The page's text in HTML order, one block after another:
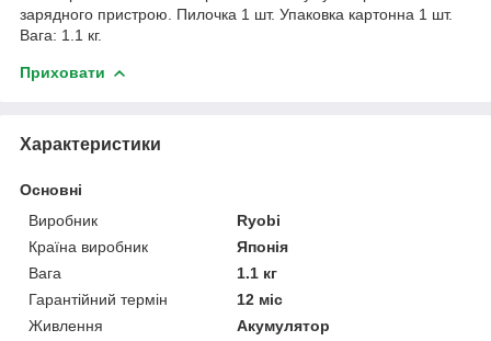
зарядного пристрою. Пилочка 1 шт. Упаковка картонна 1 шт.
Вага: 1.1 кг.
Приховати
Характеристики
Основні
Виробник
Ryobi
Країна виробник
Японія
Вага
1.1 кг
Гарантійний термін
12 міс
Живлення
Акумулятор